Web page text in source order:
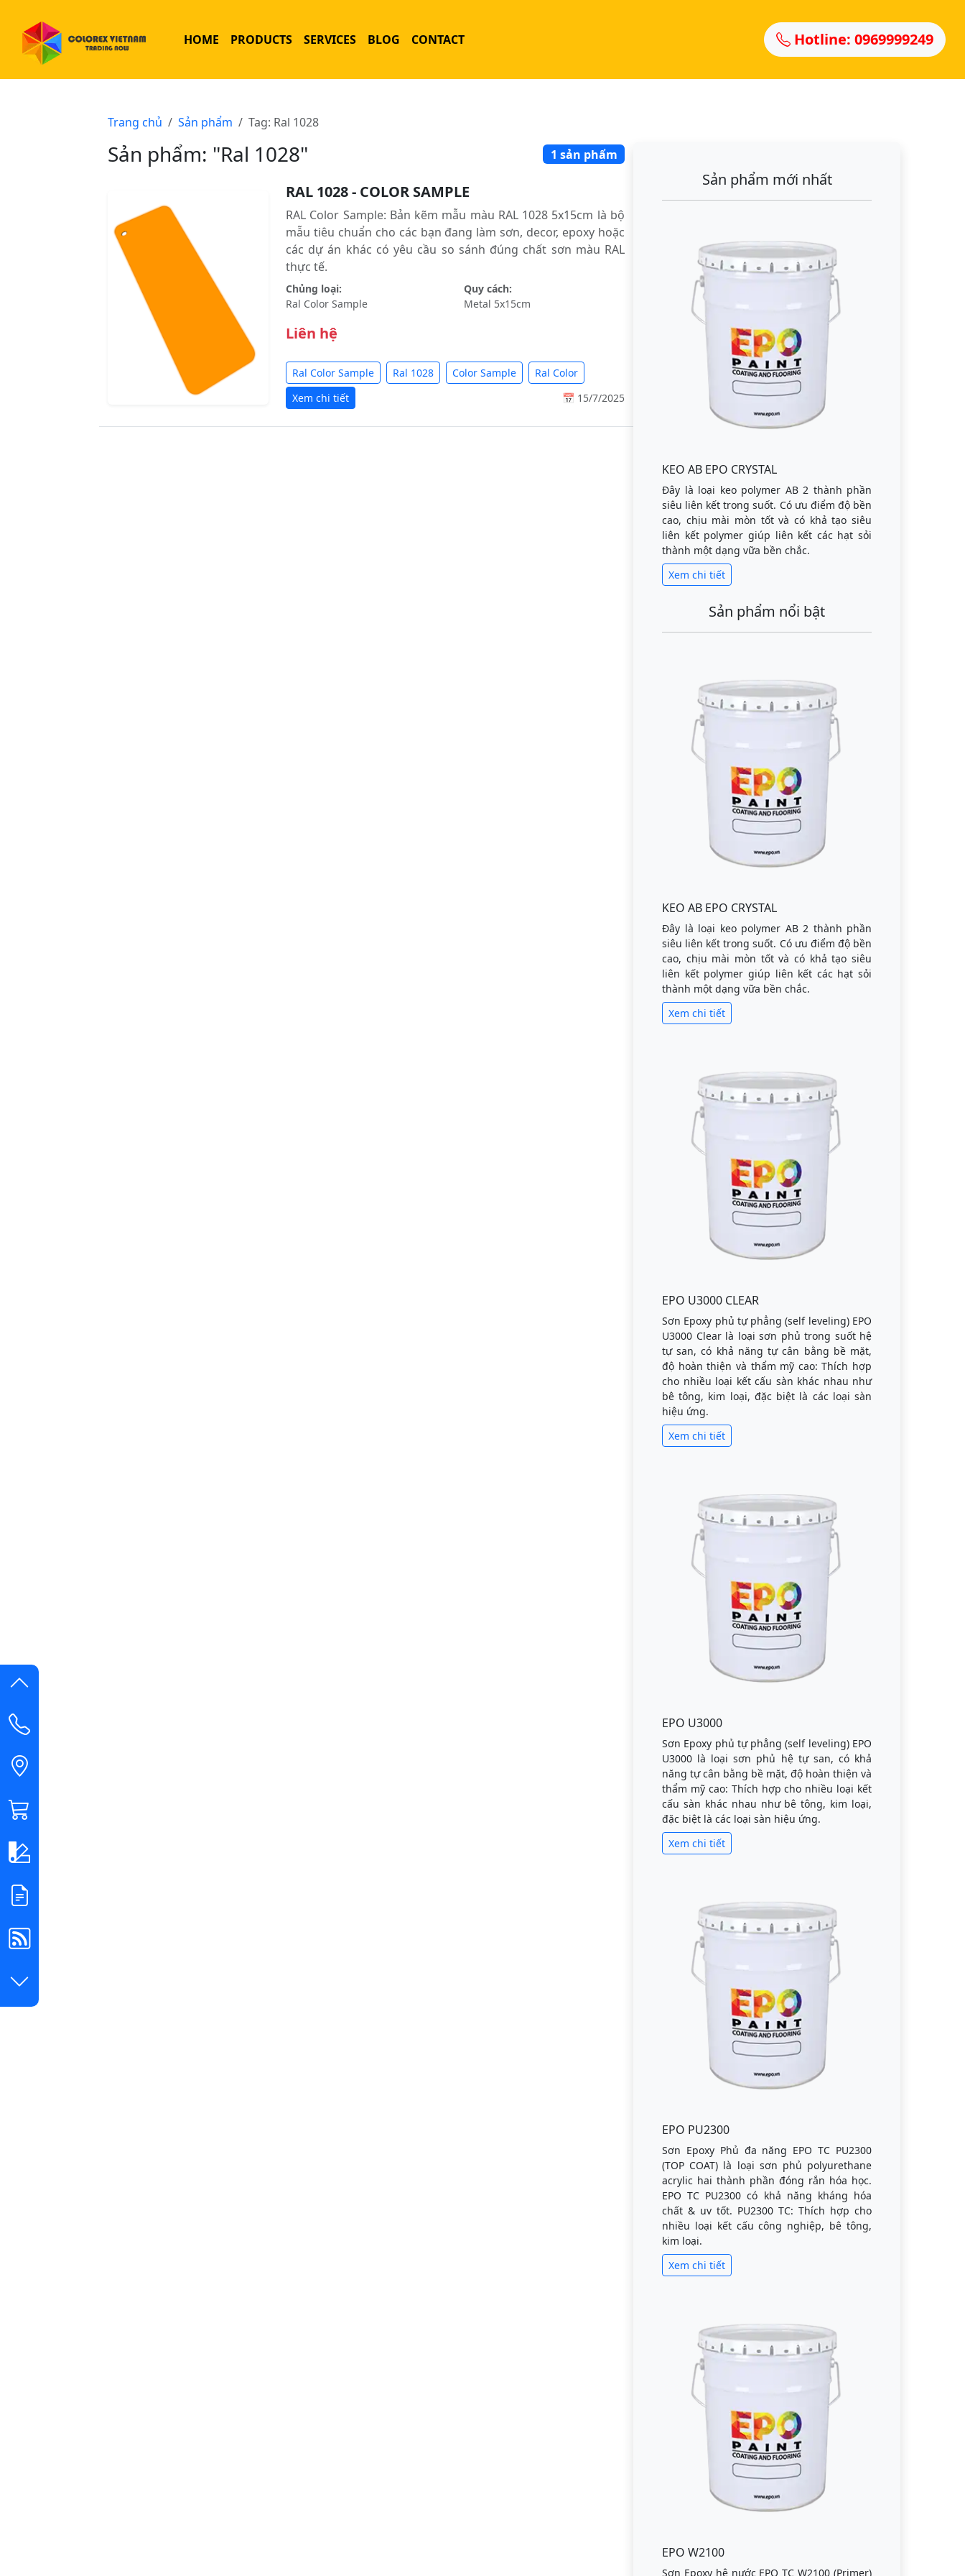
HOME PRODUCTS SERVICES BLOG CONTACT Hotline: 0969999249
Trang chủ Sản phẩm Tag: Ral 1028
Sản phẩm: "Ral 1028" 1 sản phẩm
RAL 1028 - COLOR SAMPLE
RAL Color Sample: Bản kẽm mẫu màu RAL 1028 5x15cm là bộ
mẫu tiêu chuẩn cho các bạn đang làm sơn, decor, epoxy hoặc
các dự án khác có yêu cầu so sánh đúng chất sơn màu RAL
thực tế.
Chủng loại:
Ral Color Sample
Quy cách:
Metal 5x15cm
Liên hệ
Ral Color Sample Ral 1028 Color Sample
Ral Color
Xem chi tiết
📅 15/7/2025
Sản phẩm mới nhất
KEO AB EPO CRYSTAL
Đây là loại keo polymer AB 2 thành phần
siêu liên kết trong suốt. Có ưu điểm độ bền
cao, chịu mài mòn tốt và có khả tạo siêu
liên kết polymer giúp liên kết các hạt sỏi
thành một dạng vữa bền chắc.
Xem chi tiết
Sản phẩm nổi bật
KEO AB EPO CRYSTAL
Đây là loại keo polymer AB 2 thành phần
siêu liên kết trong suốt. Có ưu điểm độ bền
cao, chịu mài mòn tốt và có khả tạo siêu
liên kết polymer giúp liên kết các hạt sỏi
thành một dạng vữa bền chắc.
Xem chi tiết
EPO U3000 CLEAR
Sơn Epoxy phủ tự phẳng (self leveling) EPO
U3000 Clear là loại sơn phủ trong suốt hệ
tự san, có khả năng tự cân bằng bề mặt,
độ hoàn thiện và thẩm mỹ cao: Thích hợp
cho nhiều loại kết cấu sàn khác nhau như
bê tông, kim loại, đặc biệt là các loại sàn
hiệu ứng.
Xem chi tiết
EPO U3000
Sơn Epoxy phủ tự phẳng (self leveling) EPO
U3000 là loại sơn phủ hệ tự san, có khả
năng tự cân bằng bề mặt, độ hoàn thiện và
thẩm mỹ cao: Thích hợp cho nhiều loại kết
cấu sàn khác nhau như bê tông, kim loại,
đặc biệt là các loại sàn hiệu ứng.
Xem chi tiết
EPO PU2300
Sơn Epoxy Phủ đa năng EPO TC PU2300
(TOP COAT) là loại sơn phủ polyurethane
acrylic hai thành phần đóng rắn hóa học.
EPO TC PU2300 có khả năng kháng hóa
chất & uv tốt. PU2300 TC: Thích hợp cho
nhiều loại kết cấu công nghiệp, bê tông,
kim loại.
Xem chi tiết
EPO W2100
Sơn Epoxy hệ nước EPO TC W2100 (Primer)